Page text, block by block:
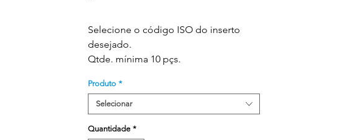
Selecione o código ISO do inserto
desejado.
Qtde. mínima 10 pçs.
Produto *
Selecionar
Quantidade *